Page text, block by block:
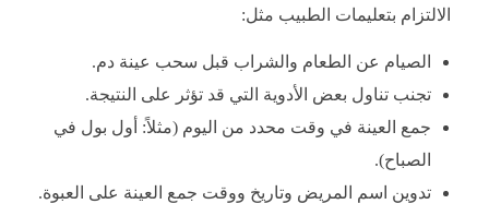
الالتزام بتعليمات الطبيب مثل:
الصيام عن الطعام والشراب قبل سحب عينة دم.
تجنب تناول بعض الأدوية التي قد تؤثر على النتيجة.
جمع العينة في وقت محدد من اليوم (مثلاً: أول بول في
الصباح).
تدوين اسم المريض وتاريخ ووقت جمع العينة على العبوة.